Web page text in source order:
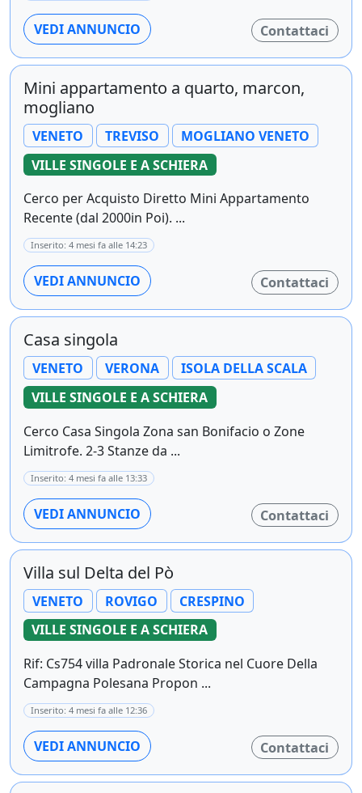
VEDI ANNUNCIO Contattaci
Mini appartamento a quarto, marcon,
mogliano
VENETO TREVISO
MOGLIANO VENETO
VILLE SINGOLE E A SCHIERA
Cerco per Acquisto Diretto Mini Appartamento
Recente (dal 2000in Poi). ...
Inserito: 4 mesi fa alle 14:23
VEDI ANNUNCIO Contattaci
Casa singola
VENETO VERONA
ISOLA DELLA SCALA
VILLE SINGOLE E A SCHIERA
Cerco Casa Singola Zona san Bonifacio o Zone
Limitrofe. 2-3 Stanze da ...
Inserito: 4 mesi fa alle 13:33
VEDI ANNUNCIO Contattaci
Villa sul Delta del Pò
VENETO ROVIGO
CRESPINO
VILLE SINGOLE E A SCHIERA
Rif: Cs754 villa Padronale Storica nel Cuore Della
Campagna Polesana Propon ...
Inserito: 4 mesi fa alle 12:36
VEDI ANNUNCIO Contattaci